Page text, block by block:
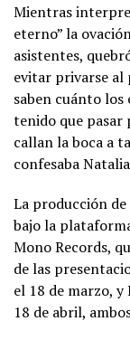
Mientras
eterno” la
asistentes,
evitar privarse al
saben cuánto los
tenido que pasar
callan la boca a
confesaba
La producción de
bajo la
Mono Records,
de las
el 18 de marzo, y
18 de abril,